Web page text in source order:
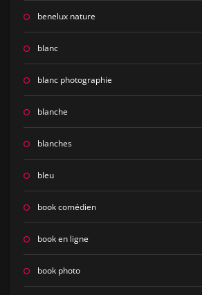
benelux nature
blanc
blanc photographie
blanche
blanches
bleu
book comédien
book en ligne
book photo